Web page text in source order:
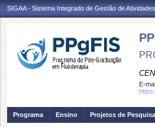
SIGAA - Sistema Integrado de Gestão de
E-
Programa Ensino Projetos de Pesquisa